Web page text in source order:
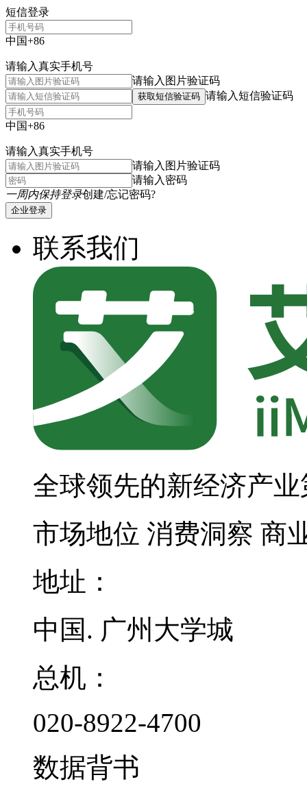
短信登录
中国+86
请输入真实手机号
请输入图片验证码
获取短信验证码 请输入短信验证码
中国+86
请输入真实手机号
请输入图片验证码
请输入密码
一周内保持登录创建/忘记密码?
企业登录
联系我们
全球领先的新经济产
市场地位 消费洞察 商
地址：
中国. 广州大学城
总机：
020-8922-4700
数据背书